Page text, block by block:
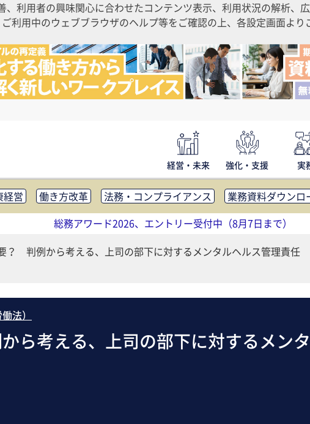
利用者の興味関心に合わせたコンテンツ表示、利用状況の解析、
利用中のウェブブラウザのヘルプ等をご確認の上、各設定画面よ
経営・未来 強化・支援 実
経営 働き方改革 法務・コンプライアンス
業務資料ダウンロ
外・社内広報 社外・社内コミュニケーション活性化
FM・オフ
助成金・補助金・コスト削減 アウトソーシング・BPO
調査・レ
総務アワード2026、エントリー受付中（8月7日まで）
？ 判例から考える、上司の部下に対するメンタルヘルス管理責任
法）
ら考える、上司の部下に対するメンタ